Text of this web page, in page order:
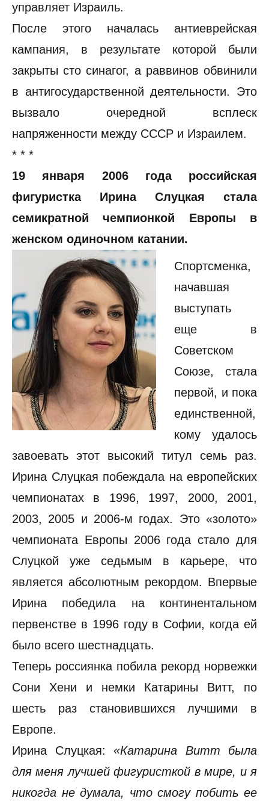
управляет Израиль.
После этого началась антиеврейская
кампания, в результате которой были
закрыты сто синагог, а раввинов обвинили
в антигосударственной деятельности. Это
вызвало очередной всплеск
напряженности между СССР и Израилем.
* * *
19 января 2006 года российская
фигуристка Ирина Слуцкая стала
семикратной чемпионкой Европы в
женском одиночном катании.
Спортсменка,
начавшая
выступать
еще в
Советском
Союзе, стала
первой, и пока
единственной,
кому удалось
завоевать этот высокий титул семь раз.
Ирина Слуцкая побеждала на европейских
чемпионатах в 1996, 1997, 2000, 2001,
2003, 2005 и 2006-м годах. Это «золото»
чемпионата Европы 2006 года стало для
Слуцкой уже седьмым в карьере, что
является абсолютным рекордом. Впервые
Ирина победила на континентальном
первенстве в 1996 году в Софии, когда ей
было всего шестнадцать.
Теперь россиянка побила рекорд норвежки
Сони Хени и немки Катарины Витт, по
шесть раз становившихся лучшими в
Европе.
Ирина Слуцкая: «Катарина Витт была
для меня лучшей фигуристкой в мире, и я
никогда не думала, что смогу побить ее